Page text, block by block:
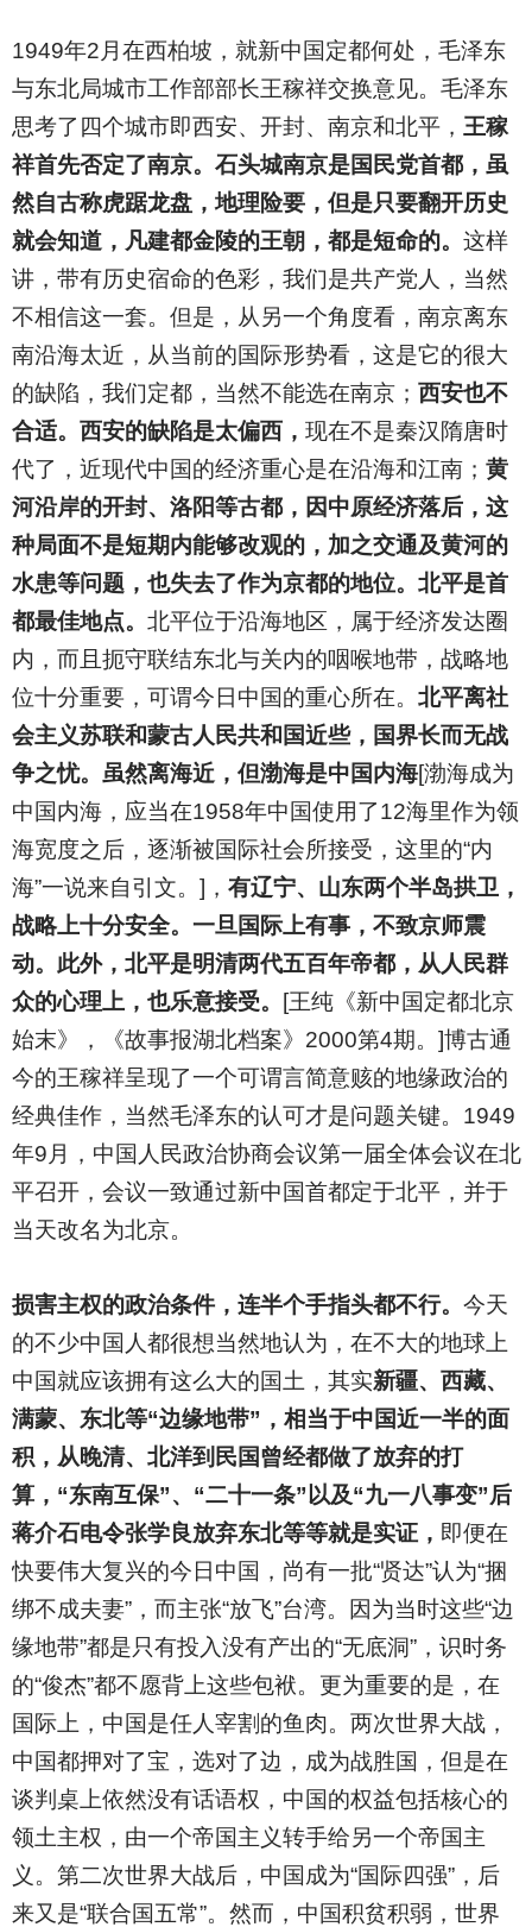
1949年2月在西柏坡，就新中国定都何处，毛泽东
与东北局城市工作部部长王稼祥交换意见。毛泽东
思考了四个城市即西安、开封、南京和北平， 王稼
祥首先否定了南京。石头城南京是国民党首都，虽
然自古称虎踞龙盘，地理险要，但是只要翻开历史
就会知道，凡建都金陵的王朝，都是短命的。 这样
讲，带有历史宿命的色彩，我们是共产党人，当然
不相信这一套。但是，从另一个角度看，南京离东
南沿海太近，从当前的国际形势看，这是它的很大
的缺陷，我们定都，当然不能选在南京； 西安也不
合适。西安的缺陷是太偏西， 现在不是秦汉隋唐时
代了，近现代中国的经济重心是在沿海和江南； 黄
河沿岸的开封、洛阳等古都，因中原经济落后，这
种局面不是短期内能够改观的，加之交通及黄河的
水患等问题，也失去了作为京都的地位。北平是首
都最佳地点。 北平位于沿海地区，属于经济发达圈
内，而且扼守联结东北与关内的咽喉地带，战略地
位十分重要，可谓今日中国的重心所在。 北平离社
会主义苏联和蒙古人民共和国近些，国界长而无战
争之忧。虽然离海近，但渤海是中国内海[渤海成为
中国内海，应当在1958年中国使用了12海里作为领
海宽度之后，逐渐被国际社会所接受，这里的“内
海”一说来自引文。]， 有辽宁、山东两个半岛拱卫，
战略上十分安全。一旦国际上有事，不致京师震
动。此外，北平是明清两代五百年帝都，从人民群
众的心理上，也乐意接受。
[王纯《新中国定都北京
始末》，《故事报湖北档案》2000第4期。]博古通
今的王稼祥呈现了一个可谓言简意赅的地缘政治的
经典佳作，当然毛泽东的认可才是问题关键。1949
年9月，中国人民政治协商会议第一届全体会议在北
平召开，会议一致通过新中国首都定于北平，并于
当天改名为北京。
损害主权的政治条件，连半个手指头都不行。 今天
的不少中国人都很想当然地认为，在不大的地球上
中国就应该拥有这么大的国土，其实新疆、西藏、
满蒙、东北等“边缘地带”，相当于中国近一半的面
积，从晚清、北洋到民国曾经都做了放弃的打
算，“东南互保”、“二十一条”以及“九一八事变”后
蒋介石电令张学良放弃东北等等就是实证， 即便在
快要伟大复兴的今日中国，尚有一批“贤达”认为“捆
绑不成夫妻”，而主张“放飞”台湾。因为当时这些“边
缘地带”都是只有投入没有产出的“无底洞”，识时务
的“俊杰”都不愿背上这些包袱。更为重要的是，在
国际上，中国是任人宰割的鱼肉。两次世界大战，
中国都押对了宝，选对了边，成为战胜国，但是在
谈判桌上依然没有话语权，中国的权益包括核心的
领土主权，由一个帝国主义转手给另一个帝国主
义。第二次世界大战后，中国成为“国际四强”，后
来又是“联合国五常”。然而，中国积贫积弱，世界